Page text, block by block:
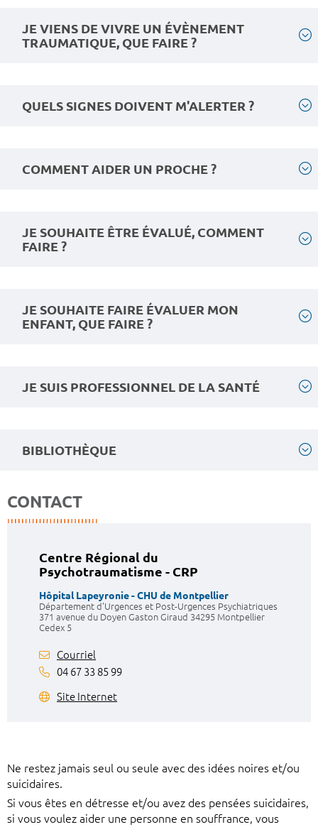
JE VIENS DE VIVRE UN ÉVÈNEMENT
TRAUMATIQUE, QUE FAIRE ?
QUELS SIGNES DOIVENT M'ALERTER ?
COMMENT AIDER UN PROCHE ?
JE SOUHAITE ÊTRE ÉVALUÉ, COMMENT
FAIRE ?
JE SOUHAITE FAIRE ÉVALUER MON
ENFANT, QUE FAIRE ?
JE SUIS PROFESSIONNEL DE LA SANTÉ
BIBLIOTHÈQUE
CONTACT
Centre Régional du
Psychotraumatisme - CRP
Hôpital Lapeyronie - CHU de Montpellier
Département d'Urgences et Post-Urgences Psychiatriques
371 avenue du Doyen Gaston Giraud 34295 Montpellier
Cedex 5
Courriel
04 67 33 85 99
Site Internet
Ne restez jamais seul ou seule avec des idées noires et/ou
suicidaires.
Si vous êtes en détresse et/ou avez des pensées suicidaires,
si vous voulez aider une personne en souffrance, vous